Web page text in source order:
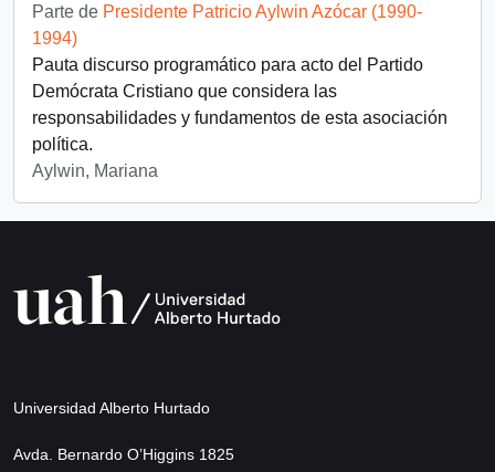
Parte de Presidente Patricio Aylwin Azócar (1990-
1994)
Pauta discurso programático para acto del Partido
Demócrata Cristiano que considera las
responsabilidades y fundamentos de esta asociación
política.
Aylwin, Mariana
Universidad Alberto Hurtado
Avda. Bernardo O’Higgins 1825